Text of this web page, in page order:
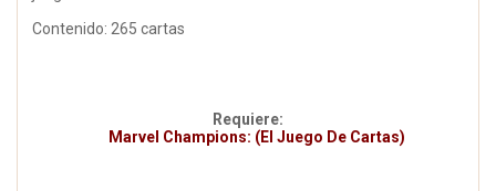
Contenido: 265 cartas
Requiere:
Marvel Champions: (El Juego De Cartas)